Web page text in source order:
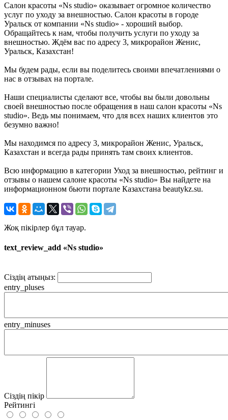
Салон красоты «Ns studio» оказывает огромное количество
услуг по уходу за внешностью. Салон красоты в городе
Уральск от компании «Ns studio» - хороший выбор.
Обращайтесь к нам, чтобы получить услуги по уходу за
внешностью. Ждём вас по адресу 3, микрорайон Женис,
Уральск, Казахстан!
Мы будем рады, если вы поделитесь своими впечатлениями о
нас в отзывах на портале.
Наши специалисты сделают все, чтобы вы были довольны
своей внешностью после обращения в наш салон красоты «Ns
studio». Ведь мы понимаем, что для всех наших клиентов это
безумно важно!
Мы находимся по адресу 3, микрорайон Женис, Уральск,
Казахстан и всегда рады принять там своих клиентов.
Всю информацию в категории Уход за внешностью, рейтинг и
отзывы о нашем салоне красоты «Ns studio» Вы найдете на
информационном бьюти портале Казахстана beautykz.su.
Жоқ пікірлер бұл тауар.
text_review_add «Ns studio»
Сіздің атыңыз:
entry_pluses
entry_minuses
Сіздің пікір
Рейтингі